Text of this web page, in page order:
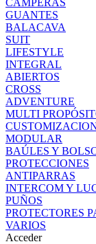
CAMPERAS
GUANTES
BALACAVA
SUIT
LIFESTYLE
INTEGRAL
ABIERTOS
CROSS
ADVENTURE
MULTI
MODULAR
BAÚLES Y
PROTECCIONES
ANTIPARRAS
INTERCOM Y
PUÑOS
PROTECTORES
VARIOS
Acceder